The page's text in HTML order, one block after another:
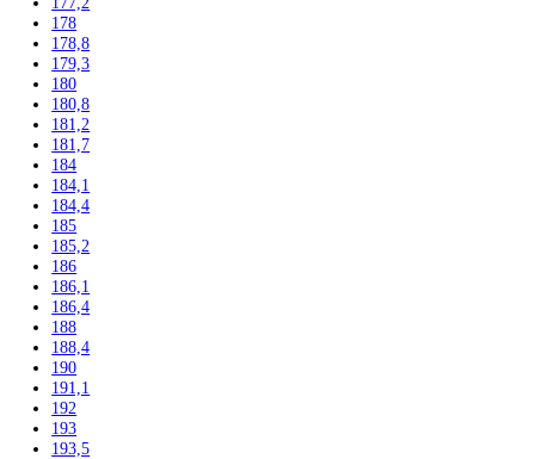
140,2
141,3
142
142,5
143
144,7
145
155
157
157,1
157,4
159
161,1
161,2
162,3
164
164,1
164,4
165
165,8